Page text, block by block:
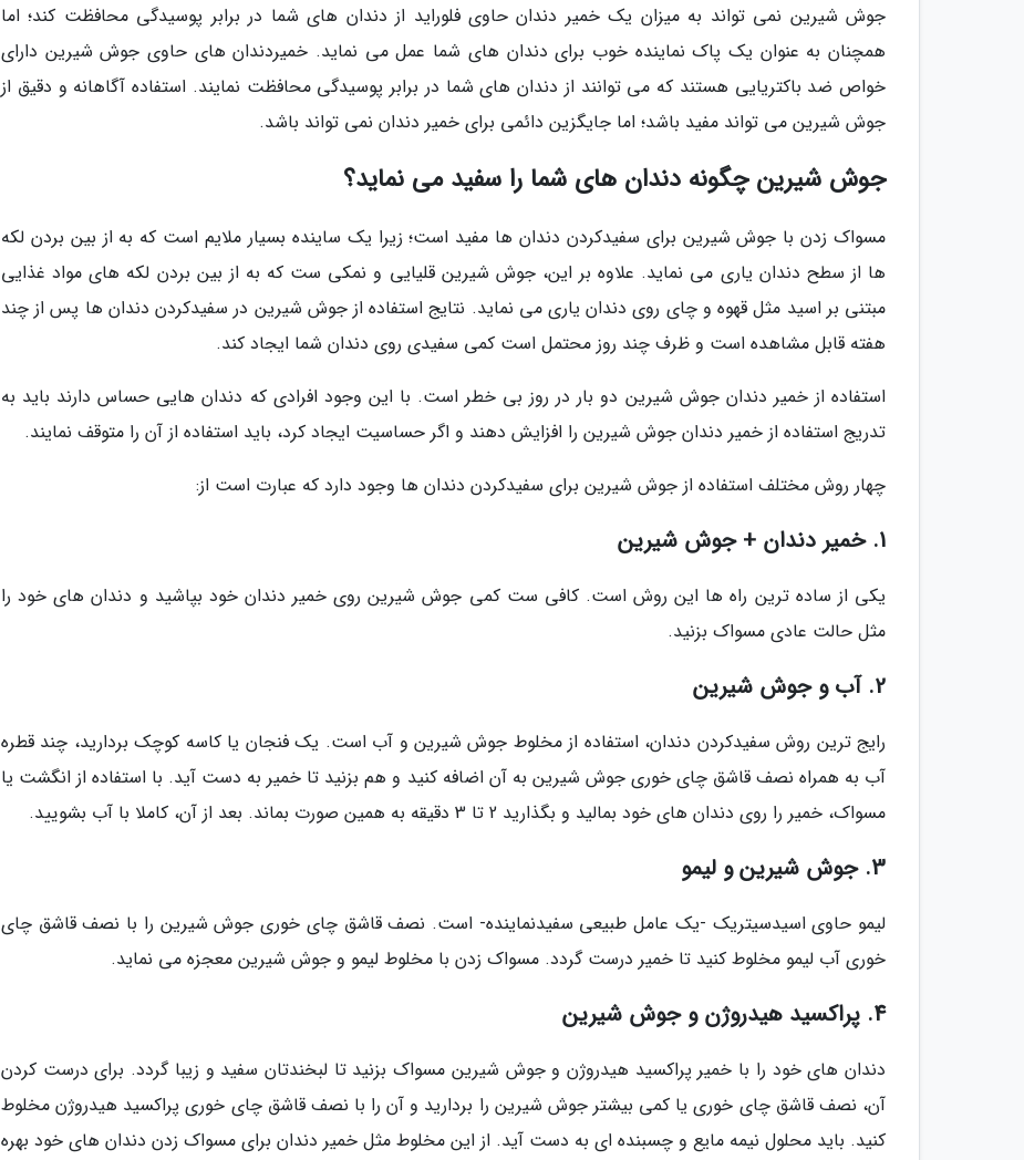
جوش شیرین نمی تواند به میزان یک خمیر دندان حاوی فلوراید از دندان های شما در برابر پوسیدگی محافظت کند؛ اما
همچنان به عنوان یک پاک نماینده خوب برای دندان های شما عمل می نماید. خمیردندان های حاوی جوش شیرین دارای
خواص ضد باکتریایی هستند که می توانند از دندان های شما در برابر پوسیدگی محافظت نمایند. استفاده آگاهانه و دقیق از
جوش شیرین می تواند مفید باشد؛ اما جایگزین دائمی برای خمیر دندان نمی تواند باشد.
جوش شیرین چگونه دندان های شما را سفید می نماید؟
مسواک زدن با جوش شیرین برای سفیدکردن دندان ها مفید است؛ زیرا یک ساینده بسیار ملایم است که به از بین بردن لکه
ها از سطح دندان یاری می نماید. علاوه بر این، جوش شیرین قلیایی و نمکی ست که به از بین بردن لکه های مواد غذایی
مبتنی بر اسید مثل قهوه و چای روی دندان یاری می نماید. نتایج استفاده از جوش شیرین در سفیدکردن دندان ها پس از چند
هفته قابل مشاهده است و ظرف چند روز محتمل است کمی سفیدی روی دندان شما ایجاد کند.
استفاده از خمیر دندان جوش شیرین دو بار در روز بی خطر است. با این وجود افرادی که دندان هایی حساس دارند باید به
تدریج استفاده از خمیر دندان جوش شیرین را افزایش دهند و اگر حساسیت ایجاد کرد، باید استفاده از آن را متوقف نمایند.
چهار روش مختلف استفاده از جوش شیرین برای سفیدکردن دندان ها وجود دارد که عبارت است از:
1. خمیر دندان + جوش شیرین
یکی از ساده ترین راه ها این روش است. کافی ست کمی جوش شیرین روی خمیر دندان خود بپاشید و دندان های خود را
مثل حالت عادی مسواک بزنید.
2. آب و جوش شیرین
رایج ترین روش سفیدکردن دندان، استفاده از مخلوط جوش شیرین و آب است. یک فنجان یا کاسه کوچک بردارید، چند قطره
آب به همراه نصف قاشق چای خوری جوش شیرین به آن اضافه کنید و هم بزنید تا خمیر به دست آید. با استفاده از انگشت یا
مسواک، خمیر را روی دندان های خود بمالید و بگذارید 2 تا 3 دقیقه به همین صورت بماند. بعد از آن، کاملا با آب بشویید.
3. جوش شیرین و لیمو
لیمو حاوی اسیدسیتریک -یک عامل طبیعی سفیدنماینده- است. نصف قاشق چای خوری جوش شیرین را با نصف قاشق چای
خوری آب لیمو مخلوط کنید تا خمیر درست گردد. مسواک زدن با مخلوط لیمو و جوش شیرین معجزه می نماید.
4. پراکسید هیدروژن و جوش شیرین
دندان های خود را با خمیر پراکسید هیدروژن و جوش شیرین مسواک بزنید تا لبخندتان سفید و زیبا گردد. برای درست کردن
آن، نصف قاشق چای خوری یا کمی بیشتر جوش شیرین را بردارید و آن را با نصف قاشق چای خوری پراکسید هیدروژن مخلوط
کنید. باید محلول نیمه مایع و چسبنده ای به دست آید. از این مخلوط مثل خمیر دندان برای مسواک زدن دندان های خود بهره